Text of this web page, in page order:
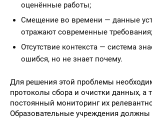
оценённые работы;
Смещение во времени — данные
отражают современные требования;
Отсутствие контекста — система
ошибся, но не знает почему.
Для решения этой проблемы
протоколы сбора и очистки данных, а
постоянный мониторинг их
Образовательные учреждения должны